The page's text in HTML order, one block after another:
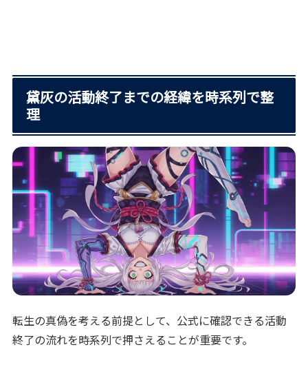
黛灰の活動終了までの経緯を時系列で整
理
転生の真偽を考える前提として、公式に確認できる活動
終了の流れを時系列で押さえることが重要です。